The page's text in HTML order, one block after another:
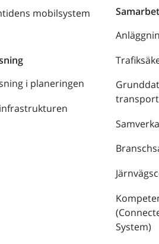
mobilsystem
i planeringen
System)